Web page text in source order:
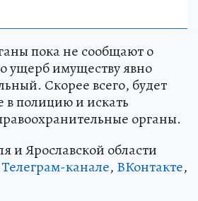
пока не сообщают о
ущерб имуществу явно
Скорее всего, будет
в полицию и искать
органы.
и Ярославской области
Телеграм-канале, ВКонтакте,